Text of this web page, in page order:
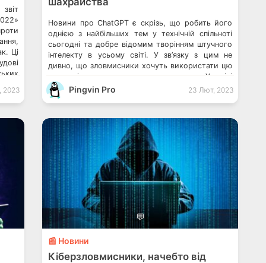
Ці
2023
Новини про ChatGPT є скрізь, що робить його
однією з найбільших тем у технічній спільноті
сьогодні та добре відомим творінням штучного
інтелекту в усьому світі. У зв’язку з цим не
дивно, що зловмисники хочуть використати цю
можливість як приманку для жертв. У звіті
дослідників з кібербезпеки із Cyble показано, що
різні вебсайти видають себе за […]
Pingvin Pro 23 Лют, 2023
💬
📰 Новини
Кіберзловмисники, начебто від